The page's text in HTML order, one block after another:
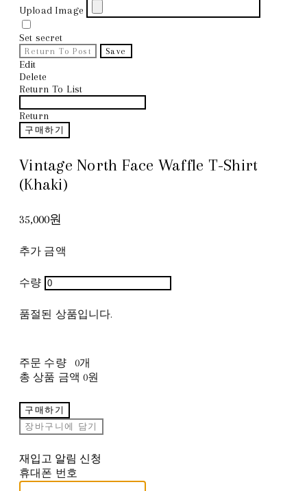
Upload Image
Set secret
Return To Post Save
Edit
Delete
Return To List
Return
구매하기
Vintage North Face Waffle T-Shirt
(Khaki)
35,000원
추가 금액
수량
품절된 상품입니다.
주문 수량
0개
총 상품 금액 0원
구매하기
장바구니에 담기
재입고 알림 신청
휴대폰 번호